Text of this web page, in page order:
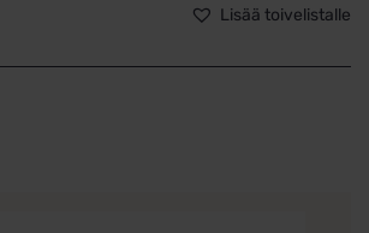
Lisää toivelistalle